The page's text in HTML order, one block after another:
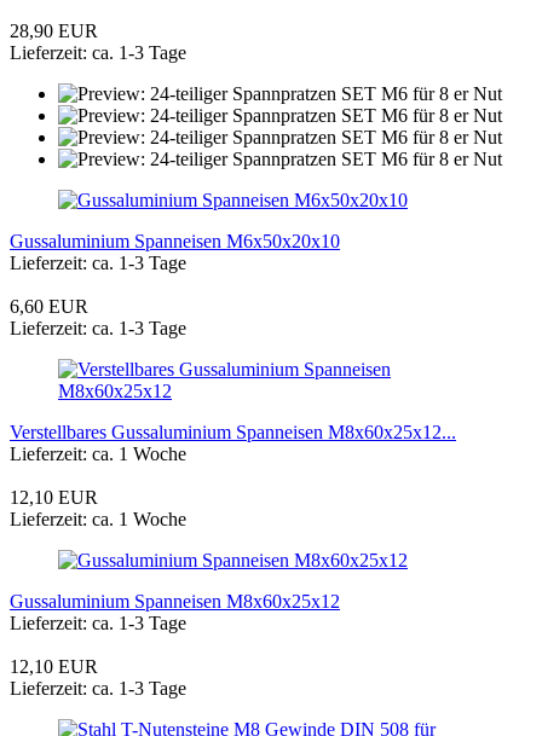
28,90 EUR
Lieferzeit: ca. 1-3 Tage
Gussaluminium Spanneisen M6x50x20x10
Lieferzeit: ca. 1-3 Tage
6,60 EUR
Lieferzeit: ca. 1-3 Tage
Verstellbares Gussaluminium Spanneisen M8x60x25x12...
Lieferzeit: ca. 1 Woche
12,10 EUR
Lieferzeit: ca. 1 Woche
Gussaluminium Spanneisen M8x60x25x12
Lieferzeit: ca. 1-3 Tage
12,10 EUR
Lieferzeit: ca. 1-3 Tage